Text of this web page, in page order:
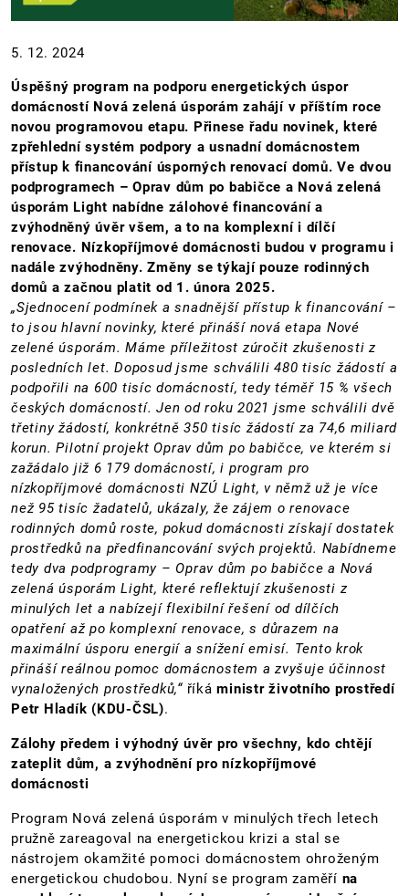
5. 12. 2024
Úspěšný program na podporu energetických úspor
domácností Nová zelená úsporám zahájí v příštím roce
novou programovou etapu. Přinese řadu novinek, které
zpřehlední systém podpory a usnadní domácnostem
přístup k financování úsporných renovací domů. Ve dvou
podprogramech – Oprav dům po babičce a Nová zelená
úsporám Light nabídne zálohové financování a
zvýhodněný úvěr všem, a to na komplexní i dílčí
renovace. Nízkopříjmové domácnosti budou v programu i
nadále zvýhodněny. Změny se týkají pouze rodinných
domů a začnou platit od 1. února 2025.
„Sjednocení podmínek a snadnější přístup k financování –
to jsou hlavní novinky, které přináší nová etapa Nové
zelené úsporám. Máme příležitost zúročit zkušenosti z
posledních let. Doposud jsme schválili 480 tisíc žádostí a
podpořili na 600 tisíc domácností, tedy téměř 15 % všech
českých domácností. Jen od roku 2021 jsme schválili dvě
třetiny žádostí, konkrétně 350 tisíc žádostí za 74,6 miliard
korun. Pilotní projekt Oprav dům po babičce, ve kterém si
zažádalo již 6 179 domácností, i program pro
nízkopříjmové domácnosti NZÚ Light, v němž už je více
než 95 tisíc žadatelů, ukázaly, že zájem o renovace
rodinných domů roste, pokud domácnosti získají dostatek
prostředků na předfinancování svých projektů. Nabídneme
tedy dva podprogramy – Oprav dům po babičce a Nová
zelená úsporám Light, které reflektují zkušenosti z
minulých let a nabízejí flexibilní řešení od dílčích
opatření až po komplexní renovace, s důrazem na
maximální úsporu energií a snížení emisí. Tento krok
přináší reálnou pomoc domácnostem a zvyšuje účinnost
vynaložených prostředků,“ říkáministr životního prostředí
Petr Hladík (KDU-ČSL).
Zálohy předem i výhodný úvěr pro všechny, kdo chtějí
zateplit dům, a zvýhodnění pro nízkopříjmové
domácnosti
Program Nová zelená úsporám v minulých třech letech
pružně zareagoval na energetickou krizi a stal se
nástrojem okamžité pomoci domácnostem ohroženým
energetickou chudobou. Nyní se program zaměří na